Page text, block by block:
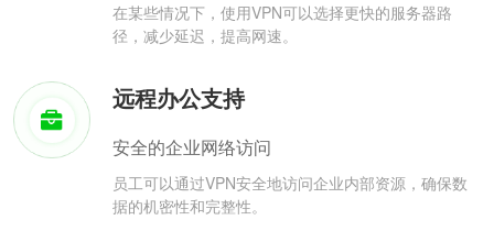
在某些情况下，使用VPN可以选择更快的服务器路
径，减少延迟，提高网速。
远程办公支持
安全的企业网络访问
员工可以通过VPN安全地访问企业内部资源，确保数
据的机密性和完整性。